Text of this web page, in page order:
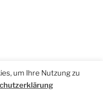
um Ihre Nutzung zu